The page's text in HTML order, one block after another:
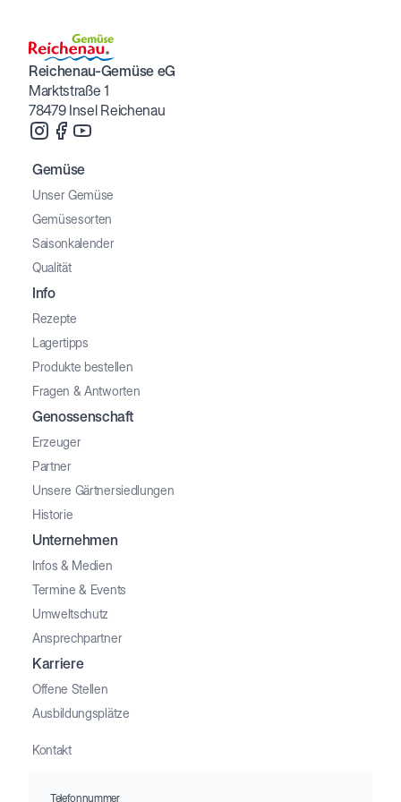
Reichenau-Gemüse eG
Marktstraße 1
78479 Insel Reichenau
Gemüse
Unser Gemüse
Gemüsesorten
Saisonkalender
Qualität
Info
Rezepte
Lagertipps
Produkte bestellen
Fragen & Antworten
Genossenschaft
Erzeuger
Partner
Unsere Gärtnersiedlungen
Historie
Unternehmen
Infos & Medien
Termine & Events
Umweltschutz
Ansprechpartner
Karriere
Offene Stellen
Ausbildungsplätze
Kontakt
Telefonnummer